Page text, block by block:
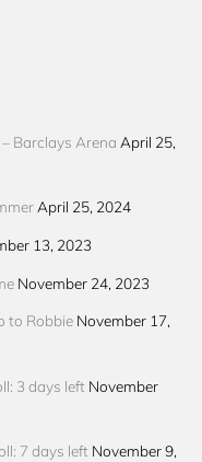
Barclays Arena April 25,
April 25, 2024
13, 2023
November 24, 2023
to Robbie November 17,
3 days left November
7 days left November 9,